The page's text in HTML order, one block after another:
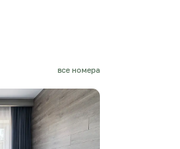
все номера